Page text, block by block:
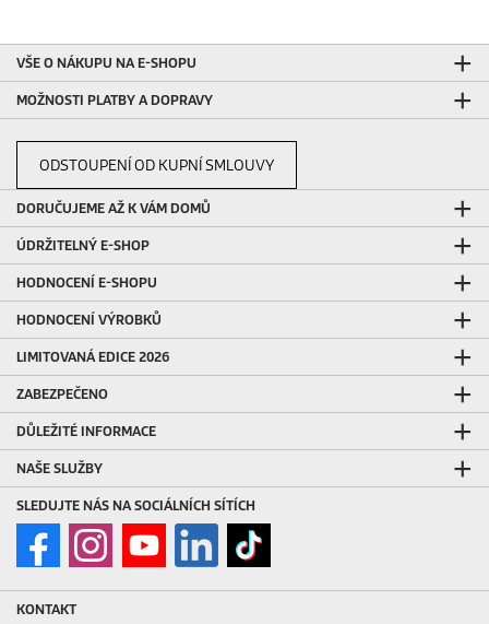
e
n
VŠE O NÁKUPU NA E-SHOPU
MOŽNOSTI PLATBY A DOPRAVY
ODSTOUPENÍ OD KUPNÍ SMLOUVY
DORUČUJEME AŽ K VÁM DOMŮ
ÚDRŽITELNÝ E-SHOP
HODNOCENÍ E-SHOPU
HODNOCENÍ VÝROBKŮ
LIMITOVANÁ EDICE 2026
ZABEZPEČENO
DŮLEŽITÉ INFORMACE
NAŠE SLUŽBY
SLEDUJTE NÁS NA SOCIÁLNÍCH SÍTÍCH
KONTAKT